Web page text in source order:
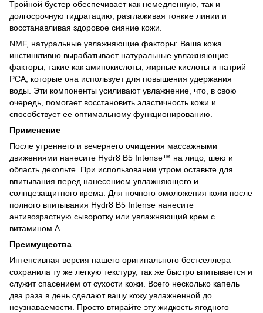
Тройной бустер обеспечивает как немедленную, так и
долгосрочную гидратацию, разглаживая тонкие линии и
восстанавливая здоровое сияние кожи.
NMF, натуральные увлажняющие факторы: Ваша кожа
инстинктивно вырабатывает натуральные увлажняющие
факторы, такие как аминокислоты, жирные кислоты и натрий
PCA, которые она использует для повышения удержания
воды. Эти компоненты усиливают увлажнение, что, в свою
очередь, помогает восстановить эластичность кожи и
способствует ее оптимальному функционированию.
Применение
После утреннего и вечернего очищения массажными
движениями нанесите Hydr8 B5 Intense™ на лицо, шею и
область декольте. При использовании утром оставьте для
впитывания перед нанесением увлажняющего и
солнцезащитного крема. Для ночного омоложения кожи после
полного впитывания Hydr8 B5 Intense нанесите
антивозрастную сыворотку или увлажняющий крем с
витамином А.
Преимущества
Интенсивная версия нашего оригинального бестселлера
сохранила ту же легкую текстуру, так же быстро впитывается и
служит спасением от сухости кожи. Всего несколько капель
два раза в день сделают вашу кожу увлажненной до
неузнаваемости. Просто втирайте эту жидкость ягодного